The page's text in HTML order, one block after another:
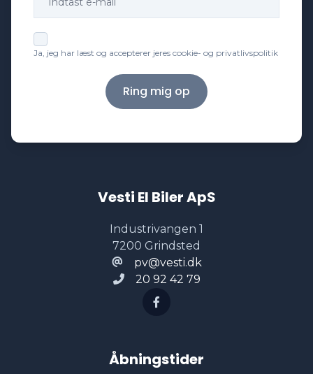
Ja, jeg har læst og accepterer jeres cookie- og privatlivspolitik
Ring mig op
Vesti El Biler ApS
Industrivangen 1
7200 Grindsted
pv@vesti.dk
20 92 42 79
Åbningstider